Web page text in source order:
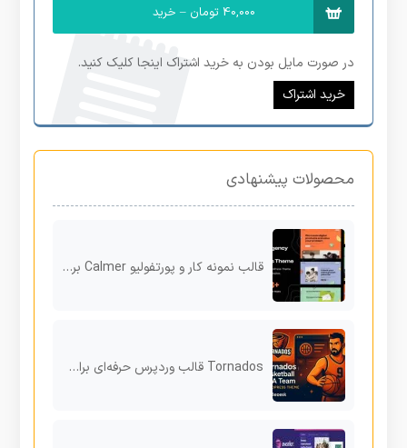
40,000 تومان – خرید
در صورت مایل بودن به خرید اشتراک اینجا کلیک کنید.
خرید اشتراک
محصولات پیشنهادی
قالب نمونه کار و پورتفولیو Calmer برای وردپرس
Tornados قالب وردپرس حرفه‌ای برای تیم‌های بسکتبال و NBA